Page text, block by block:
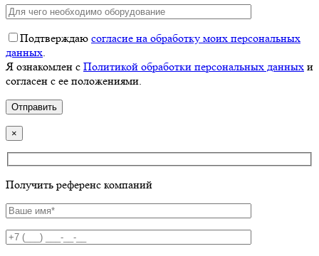
Подтверждаю согласие на обработку моих персональных
данных.
Я ознакомлен с Политикой обработки персональных данных и
согласен с ее положениями.
×
Получить референс компаний